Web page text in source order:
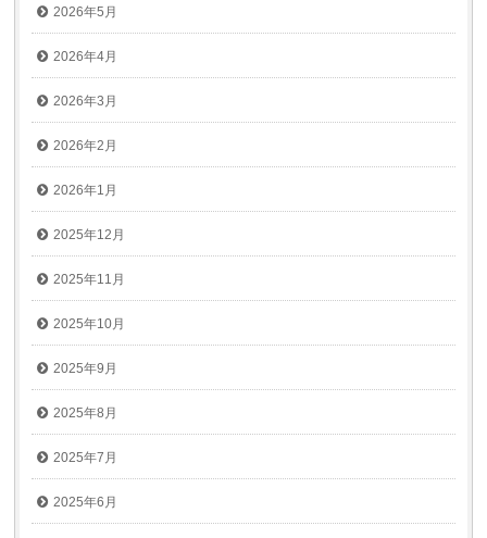
2026年5月
2026年4月
2026年3月
2026年2月
2026年1月
2025年12月
2025年11月
2025年10月
2025年9月
2025年8月
2025年7月
2025年6月